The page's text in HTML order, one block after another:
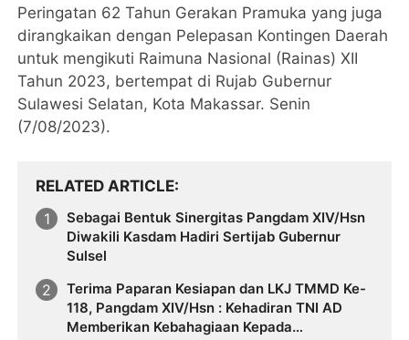
Peringatan 62 Tahun Gerakan Pramuka yang juga
dirangkaikan dengan Pelepasan Kontingen Daerah
untuk mengikuti Raimuna Nasional (Rainas) XII
Tahun 2023, bertempat di Rujab Gubernur
Sulawesi Selatan, Kota Makassar. Senin
(7/08/2023).
RELATED ARTICLE
Sebagai Bentuk Sinergitas Pangdam XIV/Hsn
Diwakili Kasdam Hadiri Sertijab Gubernur
Sulsel
Terima Paparan Kesiapan dan LKJ TMMD Ke-
118, Pangdam XIV/Hsn : Kehadiran TNI AD
Memberikan Kebahagiaan Kepada